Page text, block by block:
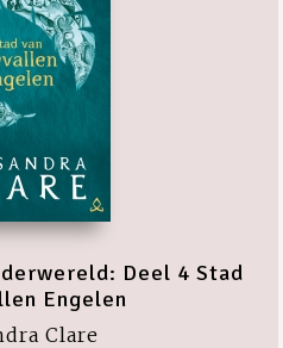
Deel 4 Stad
Engelen
Clare